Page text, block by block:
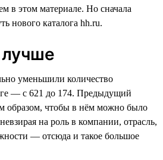
в этом материале. Но сначала
нового каталога hh.ru.
уменьшили количество
— с 621 до 174. Предыдущий
образом, чтобы в нём можно было
на роль в компании, отрасль,
— отсюда и такое большое